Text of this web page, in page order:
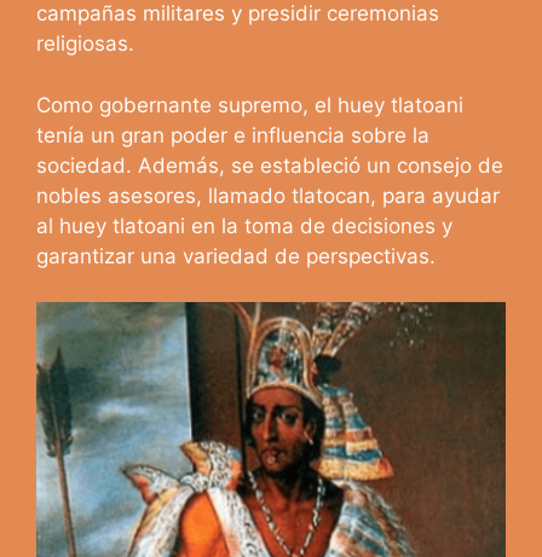
campañas militares y presidir ceremonias
religiosas.
Como gobernante supremo, el huey tlatoani
tenía un gran poder e influencia sobre la
sociedad. Además, se estableció un consejo de
nobles asesores, llamado tlatocan, para ayudar
al huey tlatoani en la toma de decisiones y
garantizar una variedad de perspectivas.